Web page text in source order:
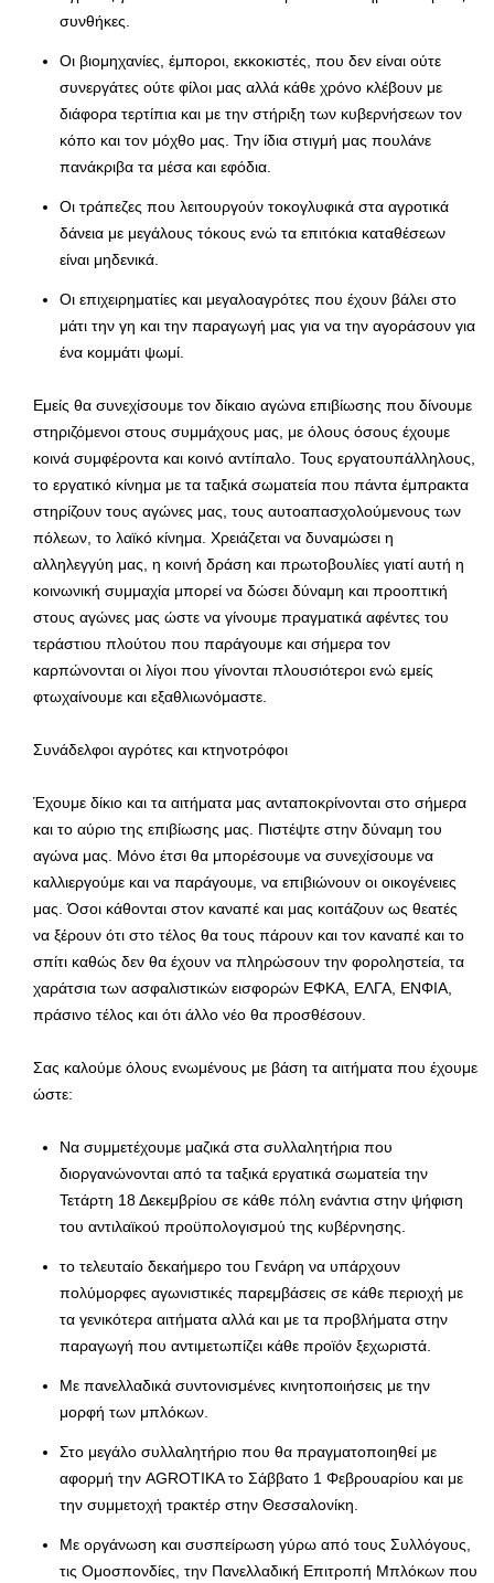
συνθήκες.
Οι βιομηχανίες, έμποροι, εκκοκιστές, που δεν είναι ούτε
συνεργάτες ούτε φίλοι μας αλλά κάθε χρόνο κλέβουν με
διάφορα τερτίπια και με την στήριξη των κυβερνήσεων τον
κόπο και τον μόχθο μας. Την ίδια στιγμή μας πουλάνε
πανάκριβα τα μέσα και εφόδια.
Οι τράπεζες που λειτουργούν τοκογλυφικά στα αγροτικά
δάνεια με μεγάλους τόκους ενώ τα επιτόκια καταθέσεων
είναι μηδενικά.
Οι επιχειρηματίες και μεγαλοαγρότες που έχουν βάλει στο
μάτι την γη και την παραγωγή μας για να την αγοράσουν για
ένα κομμάτι ψωμί.
Εμείς θα συνεχίσουμε τον δίκαιο αγώνα επιβίωσης που δίνουμε
στηριζόμενοι στους συμμάχους μας, με όλους όσους έχουμε
κοινά συμφέροντα και κοινό αντίπαλο. Τους εργατουπάλληλους,
το εργατικό κίνημα με τα ταξικά σωματεία που πάντα έμπρακτα
στηρίζουν τους αγώνες μας, τους αυτοαπασχολούμενους των
πόλεων, το λαϊκό κίνημα. Χρειάζεται να δυναμώσει η
αλληλεγγύη μας, η κοινή δράση και πρωτοβουλίες γιατί αυτή η
κοινωνική συμμαχία μπορεί να δώσει δύναμη και προοπτική
στους αγώνες μας ώστε να γίνουμε πραγματικά αφέντες του
τεράστιου πλούτου που παράγουμε και σήμερα τον
καρπώνονται οι λίγοι που γίνονται πλουσιότεροι ενώ εμείς
φτωχαίνουμε και εξαθλιωνόμαστε.
Συνάδελφοι αγρότες και κτηνοτρόφοι
Έχουμε δίκιο και τα αιτήματα μας ανταποκρίνονται στο σήμερα
και το αύριο της επιβίωσης μας. Πιστέψτε στην δύναμη του
αγώνα μας. Μόνο έτσι θα μπορέσουμε να συνεχίσουμε να
καλλιεργούμε και να παράγουμε, να επιβιώνουν οι οικογένειες
μας. Όσοι κάθονται στον καναπέ και μας κοιτάζουν ως θεατές
να ξέρουν ότι στο τέλος θα τους πάρουν και τον καναπέ και το
σπίτι καθώς δεν θα έχουν να πληρώσουν την φοροληστεία, τα
χαράτσια των ασφαλιστικών εισφορών ΕΦΚΑ, ΕΛΓΑ, ΕΝΦΙΑ,
πράσινο τέλος και ότι άλλο νέο θα προσθέσουν.
Σας καλούμε όλους ενωμένους με βάση τα αιτήματα που έχουμε
ώστε:
Να συμμετέχουμε μαζικά στα συλλαλητήρια που
διοργανώνονται από τα ταξικά εργατικά σωματεία την
Τετάρτη 18 Δεκεμβρίου σε κάθε πόλη ενάντια στην ψήφιση
του αντιλαϊκού προϋπολογισμού της κυβέρνησης.
το τελευταίο δεκαήμερο του Γενάρη να υπάρχουν
πολύμορφες αγωνιστικές παρεμβάσεις σε κάθε περιοχή με
τα γενικότερα αιτήματα αλλά και με τα προβλήματα στην
παραγωγή που αντιμετωπίζει κάθε προϊόν ξεχωριστά.
Με πανελλαδικά συντονισμένες κινητοποιήσεις με την
μορφή των μπλόκων.
Στο μεγάλο συλλαλητήριο που θα πραγματοποιηθεί με
αφορμή την AGROTIKA το Σάββατο 1 Φεβρουαρίου και με
την συμμετοχή τρακτέρ στην Θεσσαλονίκη.
Με οργάνωση και συσπείρωση γύρω από τους Συλλόγους,
τις Ομοσπονδίες, την Πανελλαδική Επιτροπή Μπλόκων που